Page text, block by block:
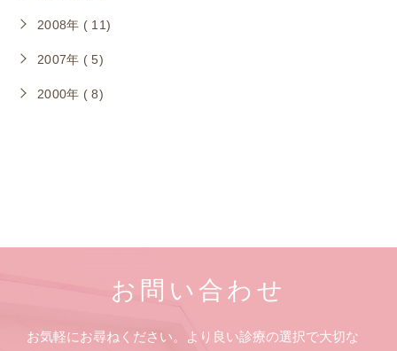
2008年 ( 11)
2007年 ( 5)
2000年 ( 8)
お問い合わせ
お気軽にお尋ねください。より良い診療の選択で大切な